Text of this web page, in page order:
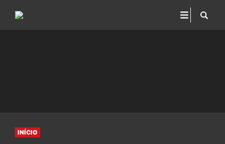
INÍCIO